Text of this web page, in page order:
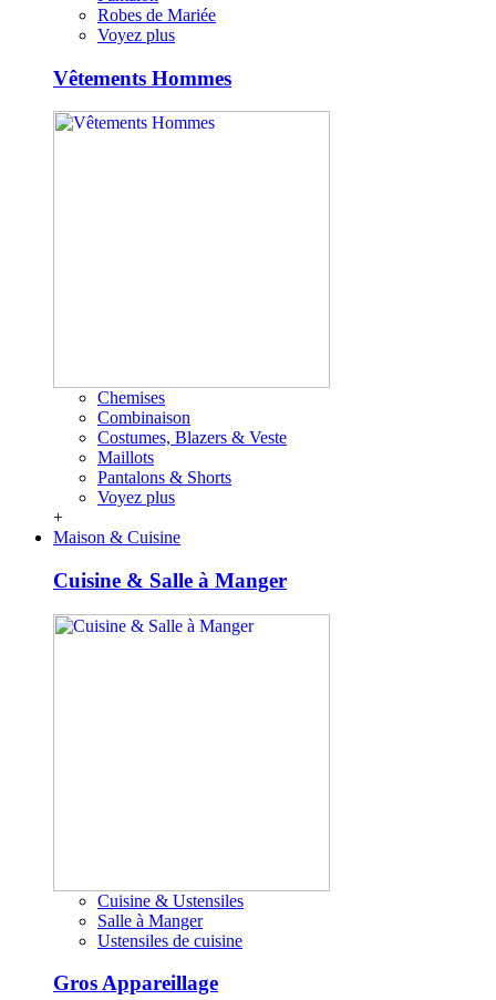
Robes de Mariée
Voyez plus
Vêtements Hommes
Chemises
Combinaison
Costumes, Blazers & Veste
Maillots
Pantalons & Shorts
Voyez plus
+
Maison & Cuisine
Cuisine & Salle à Manger
Cuisine & Ustensiles
Salle à Manger
Ustensiles de cuisine
Gros Appareillage